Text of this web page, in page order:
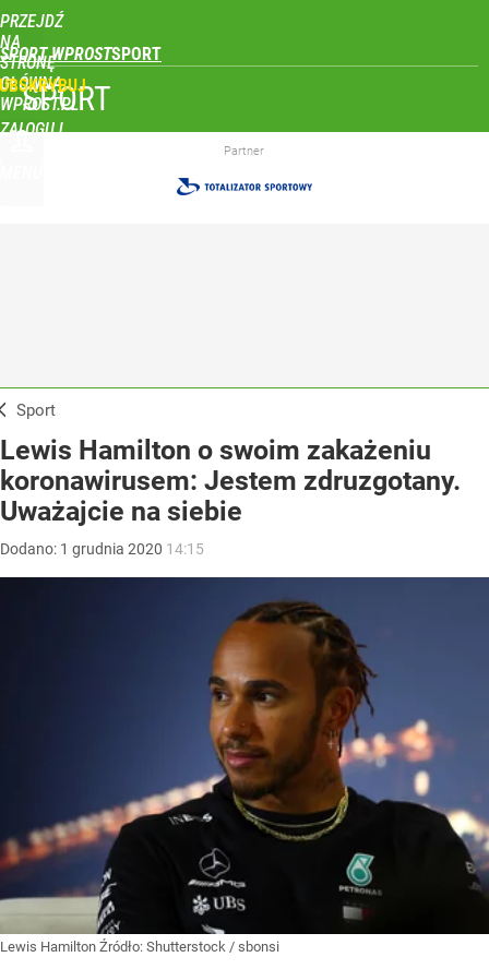
PRZEJDŹ
NA
STRONĘ
GŁÓWNĄ
WPROST.PL
SPORT WPROST
ZALOGUJ
SPORT
Partner
Sport
Lewis Hamilton o swoim zakażeniu
koronawirusem: Jestem zdruzgotany.
Uważajcie na siebie
Dodano: 1 grudnia 2020 14:15
Lewis Hamilton Źródło: Shutterstock / sbonsi